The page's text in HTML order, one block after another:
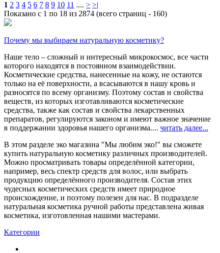
1 2 3 4 5 6 7 8 9 10 11 .... > >|
Показано с 1 по 18 из 2874 (всего страниц - 160)
Почему мы выбираем натуральную косметику?
Наше тело – сложный и интересный микрокосмос, все части
которого находятся в постоянном взаимодействии.
Косметические средства, нанесенные на кожу, не остаются
только на её поверхности, а всасываются в нашу кровь и
разносятся по всему организму. Поэтому состав и свойства
веществ, из которых изготавливаются косметические
средства, также как состав и свойства лекарственных
препаратов, регулируются законом и имеют важное значение
в поддержании здоровья нашего организма.... читать далее...
В этом разделе эко магазина "Мы любим эко!" вы сможете
купить натуральную косметику различных производителей.
Можно просматривать товары определённой категории,
например, весь спектр средств для волос, или выбрать
продукцию определённого производителя. Состав этих
чудесных косметических средств имеет природное
происхождение, и поэтому полезен для нас. В подразделе
натуральная косметика ручной работы представлена живая
косметика, изготовленная нашими мастерами.
Категории